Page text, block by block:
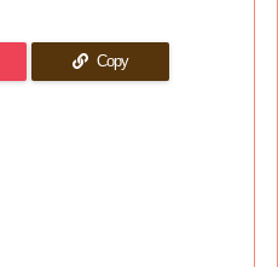
Copy